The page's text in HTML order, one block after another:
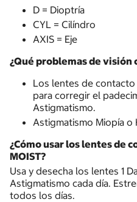
D = Dioptría
CYL = Cilíndro
AXIS = Eje
¿Qué problemas de visión
Los lentes de contacto
para corregir el
Astigmatismo.
Astigmatismo Miopía o
¿Cómo usar los lentes de
MOIST?
Usa y desecha los lentes 1
Astigmatismo cada día.
todos los días.